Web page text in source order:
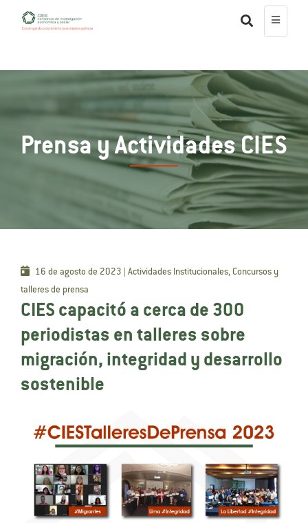
Prensa y Actividades CIES
16 de agosto de 2023 | Actividades Institucionales, Concursos y
talleres de prensa
CIES capacitó a cerca de 300
periodistas en talleres sobre
migración, integridad y desarrollo
sostenible